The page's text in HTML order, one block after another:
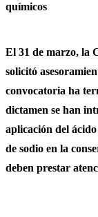
químicos
El 31 de marzo, la
solicitó
convocatoria ha
dictamen se han
aplicación del
de sodio en la
deben prestar